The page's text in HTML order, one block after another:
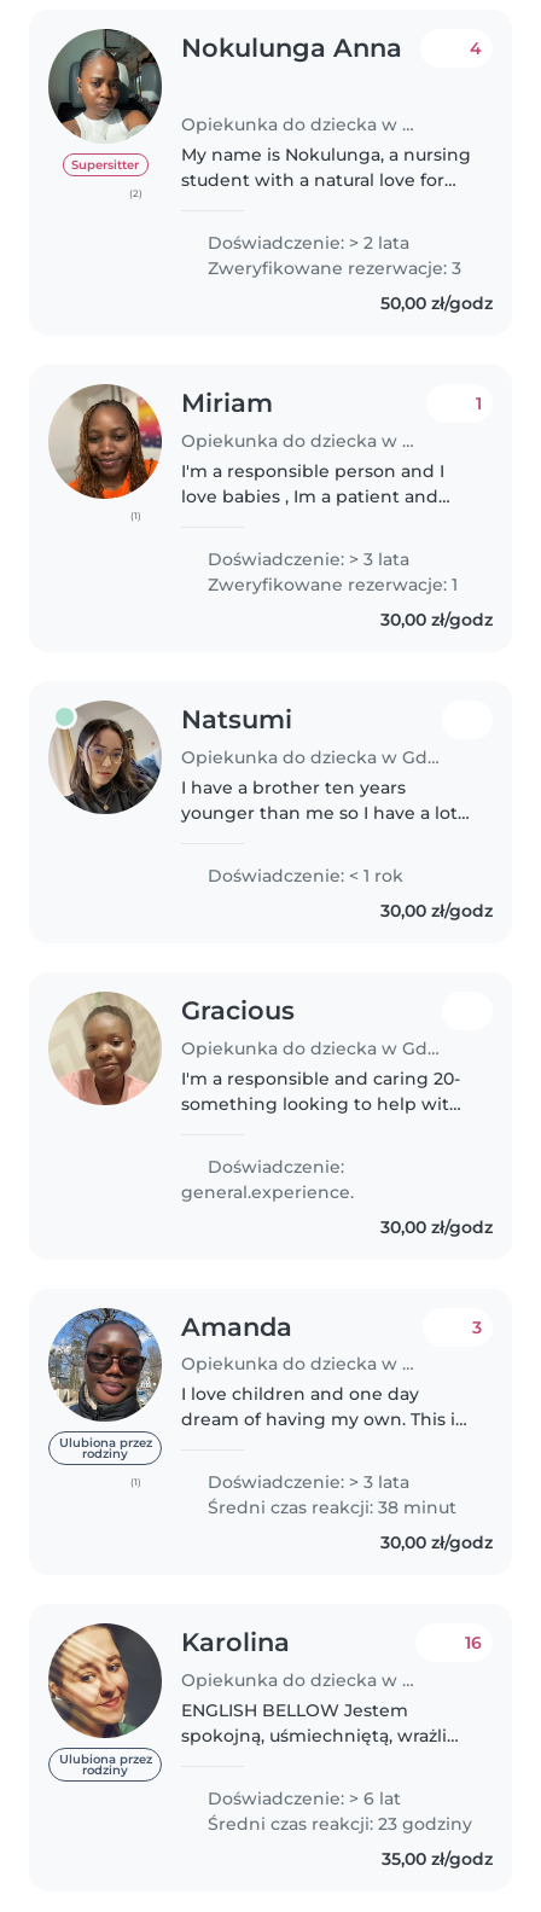
Supersitter
(2)
Nokulunga Anna
Opiekunka do dziecka w Gdańsk
4
My name is Nokulunga, a nursing
student with a natural love for
playful, and very responsible. I
enjoy helping kids with their
daily routines, supporting..
Doświadczenie: > 2 lata
Zweryfikowane rezerwacje: 3
50,00 zł/godz
(1)
Miriam
Opiekunka do dziecka w Gdańsk
1
I'm a responsible person and I
love babies , Im a patient and
and I like to treat them special
like they are , I'm also a nurse so
It's an advantage,..
Doświadczenie: > 3 lata
Zweryfikowane rezerwacje: 1
30,00 zł/godz
Natsumi
Opiekunka do dziecka w Gdańsk
I have a brother ten years
younger than me so I have a lot
through him. I've also babysat
some kids of family 'm good at
teaching so I can help with any
Doświadczenie: < 1 rok
30,00 zł/godz
Gracious
Opiekunka do dziecka w Gdańsk
I'm a responsible and caring 20-
something looking to help with
have a solid foundation in
childcare. I'm comfortable with..
Doświadczenie:
general.experience.
30,00 zł/godz
Ulubiona przez
rodziny
(1)
Amanda
Opiekunka do dziecka w Gdańsk
3
I love children and one day
dream of having my own. This is
care of the precious jewels that
parents have put in my care.
Learning to communicate with..
Doświadczenie: > 3 lata
Średni czas reakcji: 38 minut
30,00 zł/godz
Ulubiona przez
rodziny
Karolina
Opiekunka do dziecka w Gdańsk
16
ENGLISH BELLOW Jestem
spokojną, uśmiechniętą, wrażliwą
pomagać dzieciom poznawać
świat poprzez m.in. śpiew, taniec,
zabawy ruchowe i kreatywne
Doświadczenie: > 6 lat
Średni czas reakcji: 23 godziny
35,00 zł/godz